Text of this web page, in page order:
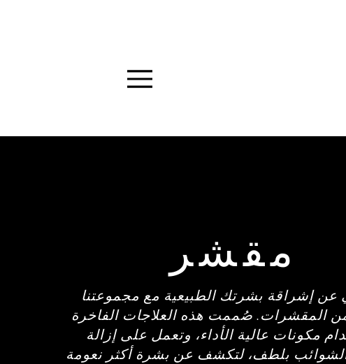
مقشر
إشراقة بشرتك الطبيعية مع مجموعتنا
من المقشرات. صُممت هذه العلاجات الفاخرة
مكونات عالية الأداء، وتعمل على إزالة
بلطف، لتكشف عن بشرة أكثر نعومة